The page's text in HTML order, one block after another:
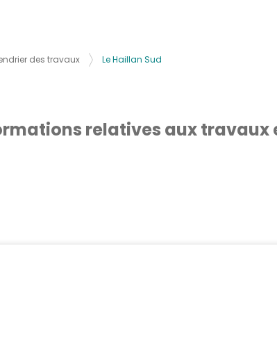
des travaux Le Haillan Sud
relatives aux travaux